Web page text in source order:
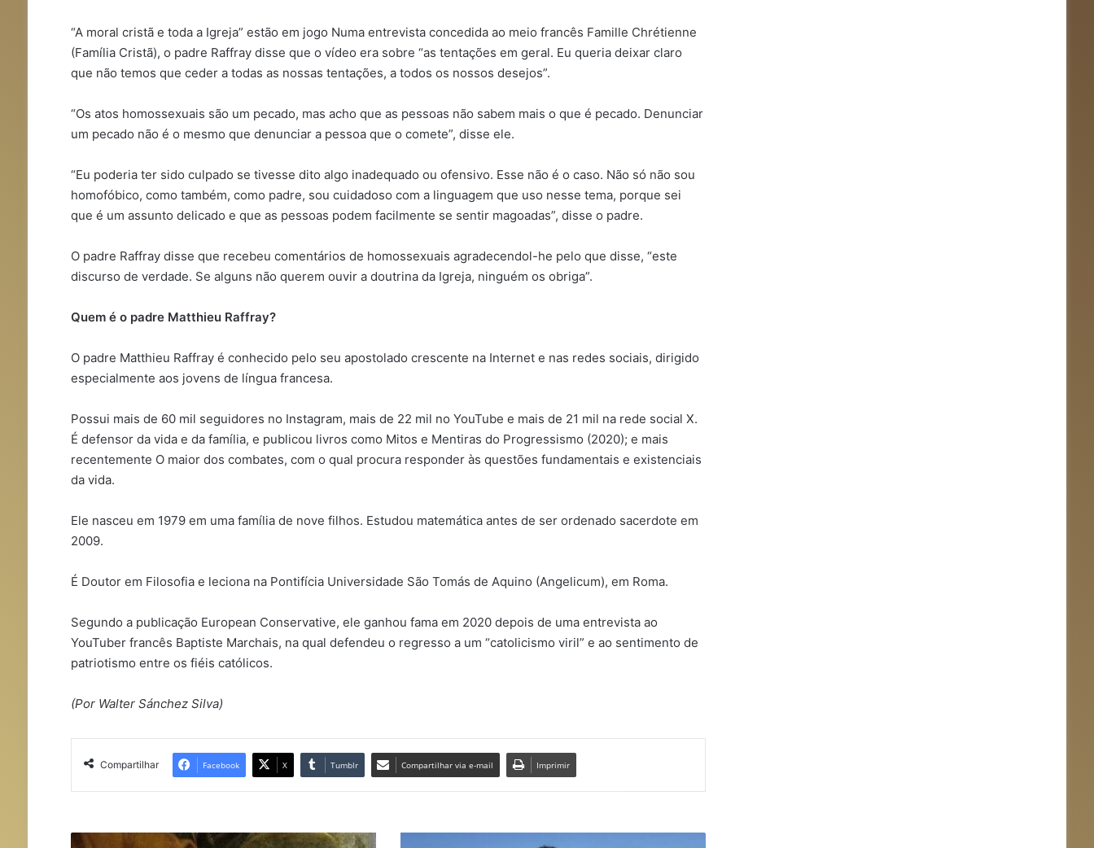
“A moral cristã e toda a Igreja” estão em jogo Numa entrevista concedida ao meio francês Famille Chrétienne
(Família Cristã), o padre Raffray disse que o vídeo era sobre “as tentações em geral. Eu queria deixar claro
que não temos que ceder a todas as nossas tentações, a todos os nossos desejos”.
“Os atos homossexuais são um pecado, mas acho que as pessoas não sabem mais o que é pecado. Denunciar
um pecado não é o mesmo que denunciar a pessoa que o comete”, disse ele.
“Eu poderia ter sido culpado se tivesse dito algo inadequado ou ofensivo. Esse não é o caso. Não só não sou
homofóbico, como também, como padre, sou cuidadoso com a linguagem que uso nesse tema, porque sei
que é um assunto delicado e que as pessoas podem facilmente se sentir magoadas”, disse o padre.
O padre Raffray disse que recebeu comentários de homossexuais agradecendol-he pelo que disse, “este
discurso de verdade. Se alguns não querem ouvir a doutrina da Igreja, ninguém os obriga”.
Quem é o padre Matthieu Raffray?
O padre Matthieu Raffray é conhecido pelo seu apostolado crescente na Internet e nas redes sociais, dirigido
especialmente aos jovens de língua francesa.
Possui mais de 60 mil seguidores no Instagram, mais de 22 mil no YouTube e mais de 21 mil na rede social X.
É defensor da vida e da família, e publicou livros como Mitos e Mentiras do Progressismo (2020); e mais
recentemente O maior dos combates, com o qual procura responder às questões fundamentais e existenciais
da vida.
Ele nasceu em 1979 em uma família de nove filhos. Estudou matemática antes de ser ordenado sacerdote em
2009.
É Doutor em Filosofia e leciona na Pontifícia Universidade São Tomás de Aquino (Angelicum), em Roma.
Segundo a publicação European Conservative, ele ganhou fama em 2020 depois de uma entrevista ao
YouTuber francês Baptiste Marchais, na qual defendeu o regresso a um “catolicismo viril” e ao sentimento de
patriotismo entre os fiéis católicos.
(Por Walter Sánchez Silva)
Compartilhar Facebook X Tumblr Compartilhar via e-mail Imprimir